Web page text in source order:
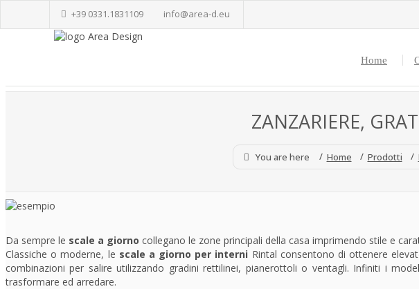
+39 0331.1831109 info@area-d.eu
Home
ZANZARIERE,
You are here Home Prodotti
Da sempre le scale a giorno collegano le zone principali della casa imprimendo stile e
Classiche o moderne, le scale a giorno per interni Rintal consentono di ottenere
combinazioni per salire utilizzando gradini rettilinei, pianerottoli o ventagli. Infiniti i
trasformare ed arredare.